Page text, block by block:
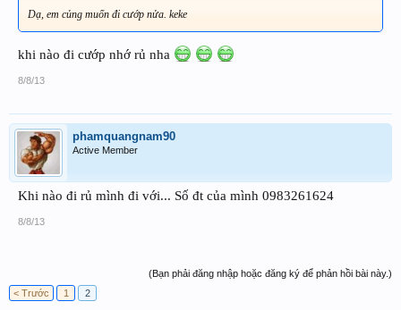
Dạ, em củng muốn đi cướp nửa. keke
khi nào đi cướp nhớ rủ nha
8/8/13
phamquangnam90
Active Member
Khi nào đi rủ mình đi với... Số đt của mình 0983261624
8/8/13
(Bạn phải đăng nhập hoặc đăng ký để phản hồi bài này.)
< Trước
1 2